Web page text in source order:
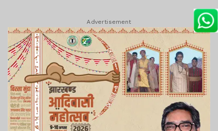
Advertisement